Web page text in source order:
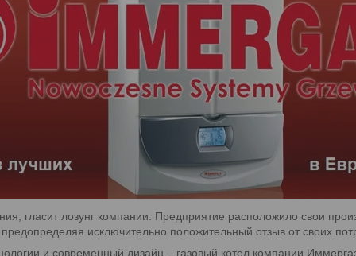
гласит лозунг компании. Предприятие расположило свои
исключительно положительный отзыв от своих
и современный дизайн – газовый котел компании